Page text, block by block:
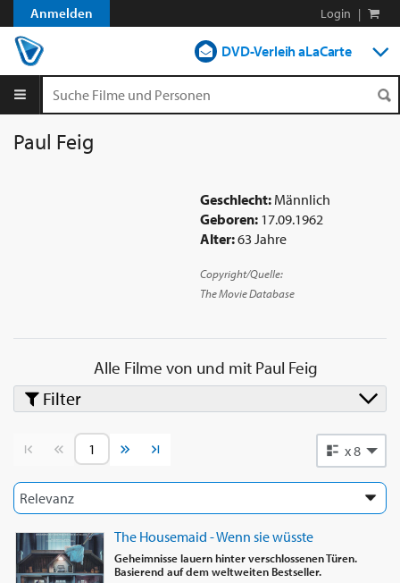
Anmelden Login |
DVD-Verleih aLaCarte
Geschlecht: Männlich
Geboren: 17.09.1962
Alter:63 Jahre
Copyright/Quelle:
The Movie Database
Paul Feig
Alle Filme von und mitPaul Feig
Vorherige SeiteNächste Seite x 8
The Housemaid - Wenn sie wüsste
Geheimnisse lauern hinter verschlossenen Türen.
Basierend auf dem weltweiten Bestseller.
Filter